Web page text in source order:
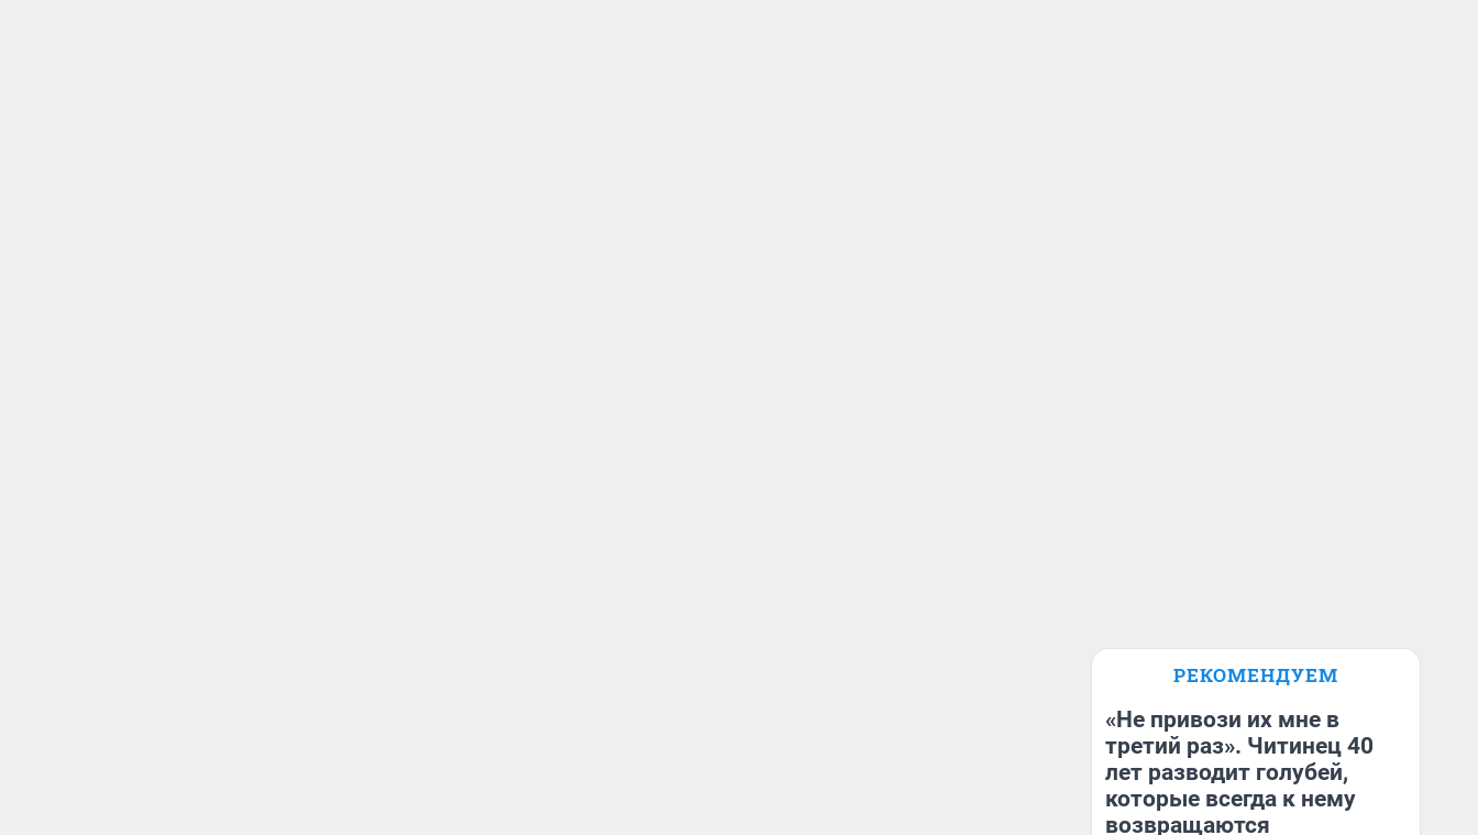
РЕКОМЕНДУЕМ
«Не привози их мне в
третий раз». Читинец 40
лет разводит голубей,
которые всегда к нему
возвращаются